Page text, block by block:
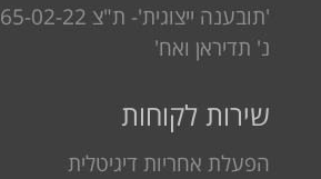
נ' תדיראן ואח'
שירות לקוחות
הפעלת אחריות דיגיטלית